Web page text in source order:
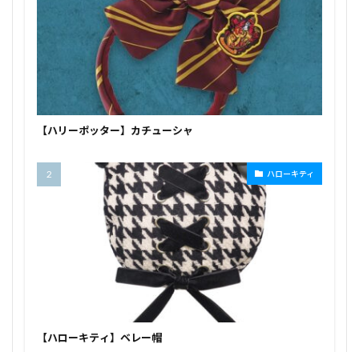
【ハリーポッター】カチューシャ
ハローキティ
【ハローキティ】ベレー帽